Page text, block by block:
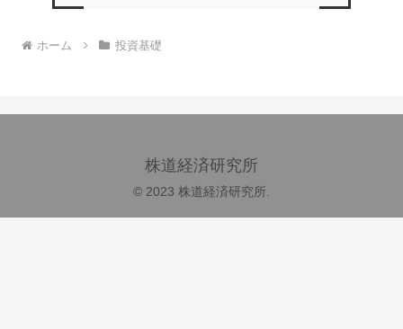
ホーム 投資基礎
株道経済研究所
© 2023 株道経済研究所.